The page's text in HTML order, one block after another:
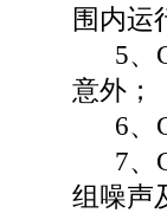
围内运
5、
意外；
6、
7、
组噪声